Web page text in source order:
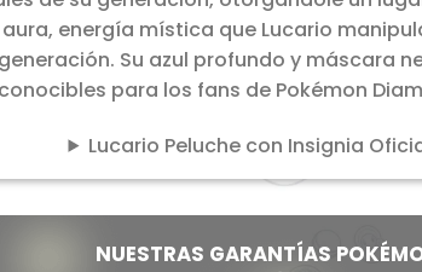
energía mística que Lucario
Su azul profundo y máscara
para los fans de Pokémon
Lucario Peluche con Insignia
NUESTRAS GARANTÍAS